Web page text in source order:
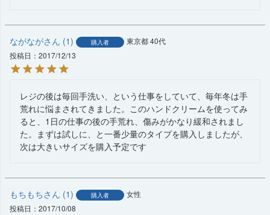
ながなが 1 購入者 東京都40代
投稿日
2017/12/13
レジの後は毎回手洗い、という仕事をしていて、毎年冬は手
荒れに悩まされてきました。このハンドクリームを使ってみ
ると、1日の仕事の後の手荒れ、傷みがかなり緩和されまし
た。まずは試しに、と一番少量のタイプを購入しましたが、
次は大きいサイズを購入予定です
もちもち 1 購入者
女性
投稿日
2017/10/08